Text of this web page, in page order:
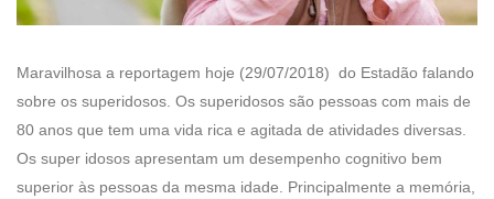
Maravilhosa a reportagem hoje (29/07/2018) do Estadão falando
sobre os superidosos. Os superidosos são pessoas com mais de
80 anos que tem uma vida rica e agitada de atividades diversas.
Os super idosos apresentam um desempenho cognitivo bem
superior às pessoas da mesma idade. Principalmente a memória,